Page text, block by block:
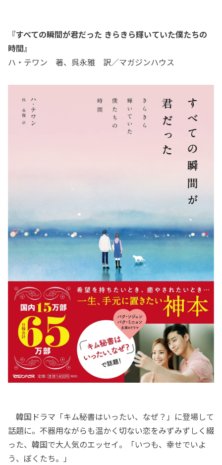
『すべての瞬間が君だった きらきら輝いていた僕たちの
時間』
ハ・テワン 著、呉永雅 訳／マガジンハウス
韓国ドラマ「キム秘書はいったい、なぜ？」に登場して
話題に。不器用ながらも温かく切ない恋をみずみずしく綴
った、韓国で大人気のエッセイ。「いつも、幸せでいよ
う、ぼくたち。」